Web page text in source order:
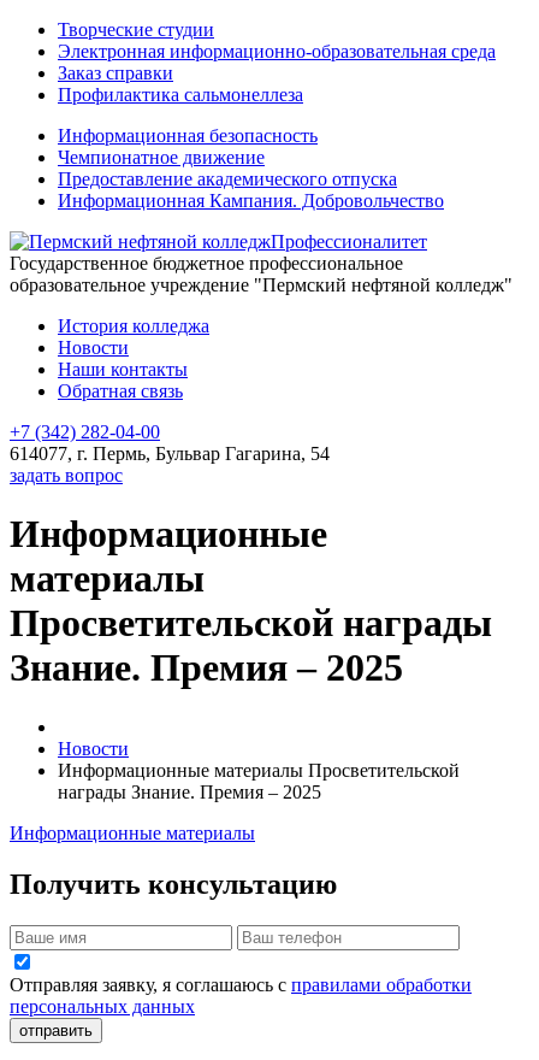
Творческие студии
Электронная информационно-образовательная среда
Заказ справки
Профилактика сальмонеллеза
Информационная безопасность
Чемпионатное движение
Предоставление академического отпуска
Информационная Кампания. Добровольчество
Профессионалитет
Государственное бюджетное профессиональное
образовательное учреждение "Пермский нефтяной колледж"
История колледжа
Новости
Наши контакты
Обратная связь
+7 (342) 282-04-00
614077, г. Пермь, Бульвар Гагарина, 54
задать вопрос
Информационные
материалы
Просветительской награды
Знание. Премия – 2025
Новости
Информационные материалы Просветительской
награды Знание. Премия – 2025
Информационные материалы
Получить консультацию
Отправляя заявку, я соглашаюсь с правилами обработки
персональных данных
отправить